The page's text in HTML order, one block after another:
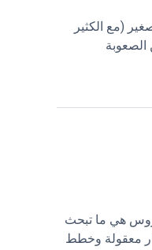
(مع الكثير
والصبر
هي ما تبحث
معقولة وخطط